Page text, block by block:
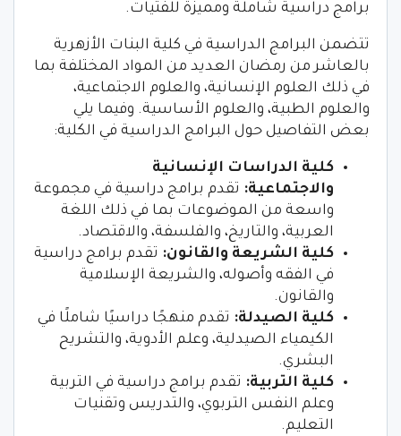
برامج دراسية شاملة ومميزة للفتيات.
تتضمن البرامج الدراسية في كلية البنات الأزهرية
بالعاشر من رمضان العديد من المواد المختلفة بما
في ذلك العلوم الإنسانية، والعلوم الاجتماعية،
والعلوم الطبية، والعلوم الأساسية. وفيما يلي
بعض التفاصيل حول البرامج الدراسية في الكلية:
كلية الدراسات الإنسانية
والاجتماعية: تقدم برامج دراسية في مجموعة
واسعة من الموضوعات بما في ذلك اللغة
العربية، والتاريخ، والفلسفة، والاقتصاد.
كلية الشريعة والقانون: تقدم برامج دراسية
في الفقه وأصوله، والشريعة الإسلامية
والقانون.
كلية الصيدلة: تقدم منهجًا دراسيًا شاملًا في
الكيمياء الصيدلية، وعلم الأدوية، والتشريح
البشري.
كلية التربية: تقدم برامج دراسية في التربية
وعلم النفس التربوي، والتدريس وتقنيات
التعليم.